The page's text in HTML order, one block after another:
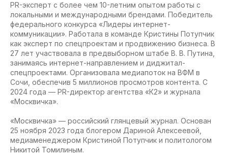
PR-эксперт с более чем 10-летним опытом работы с
локальными и международными брендами. Победитель
федерального конкурса «Лидеры интернет-
коммуникации». Работала в команде Кристины Потупчик
как эксперт по спецпроектам и продвижению бизнеса. В
27 лет участвовала в предвыборном штабе В. В. Путина,
занимаясь интернет-направлением и диджитал-
спецпроектами. Организовала медиапоток на ВФМ в
Сочи, обеспечив 5 миллионов просмотров контента. С
2024 года — PR-директор агентства «К2» и журнала
«Москвичка».
«Москвичка» — российский глянцевый журнал. Основан
25 ноября 2023 года блогером Дариной Алексеевой,
медиаменеджером Кристиной Потупчик и политологом
Никитой Томилиным.